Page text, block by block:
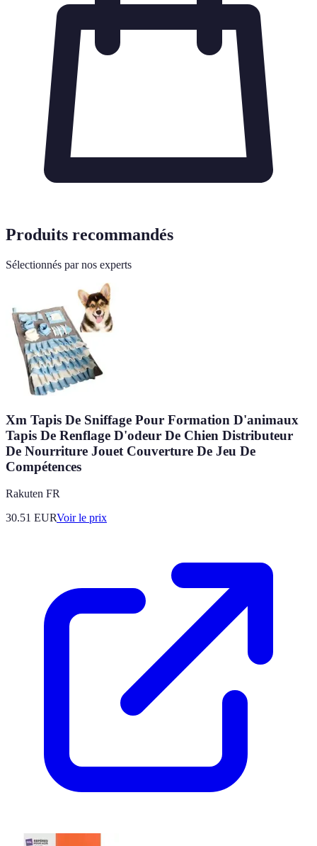
Produits recommandés
Sélectionnés par nos experts
Xm Tapis De Sniffage Pour Formation D'animaux
Tapis De Renflage D'odeur De Chien Distributeur
De Nourriture Jouet Couverture De Jeu De
Compétences
Rakuten FR
30.51 EURVoir le prix